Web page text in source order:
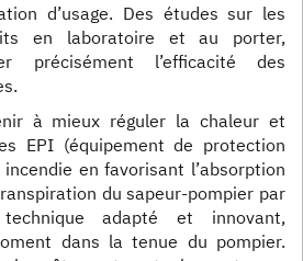
d’usage. Des études sur les
en laboratoire et au porter,
précisément l’efficacité des
à mieux réguler la chaleur et
EPI (équipement de protection
en favorisant l’absorption
du sapeur-pompier par
adapté et innovant,
dans la tenue du pompier.